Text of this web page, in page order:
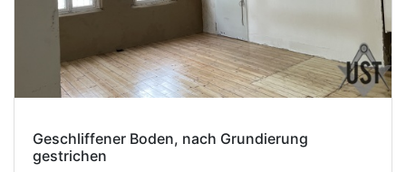
Geschliffener Boden, nach Grundierung
gestrichen